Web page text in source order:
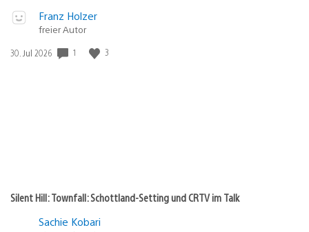
Veröffentlicht
Gewinnspiel
Franz Holzer
freier Autor
Veröffentlichungsdatum:
30. Jul 2026 1 3
Silent Hill: Townfall: Schottland-Setting und CRTV im Talk
Sachie Kobari